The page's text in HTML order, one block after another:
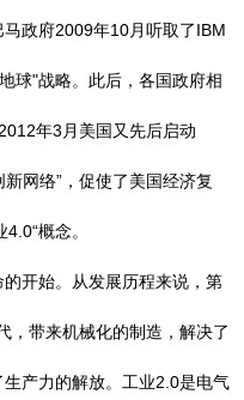
政府2009年10月听取了IBM
球"战略。此后，各国政府相
年3月美国又先后启动
新网络”，促使了美国经济复
概念。
开始。从发展历程来说，第
，带来机械化的制造，解决了
产力的解放。工业2.0是电气